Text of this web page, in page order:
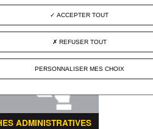
PUBLICS
ADMINISTRATIVES
ACCEPTER TOUT
REFUSER TOUT
PERSONNALISER MES CHOIX